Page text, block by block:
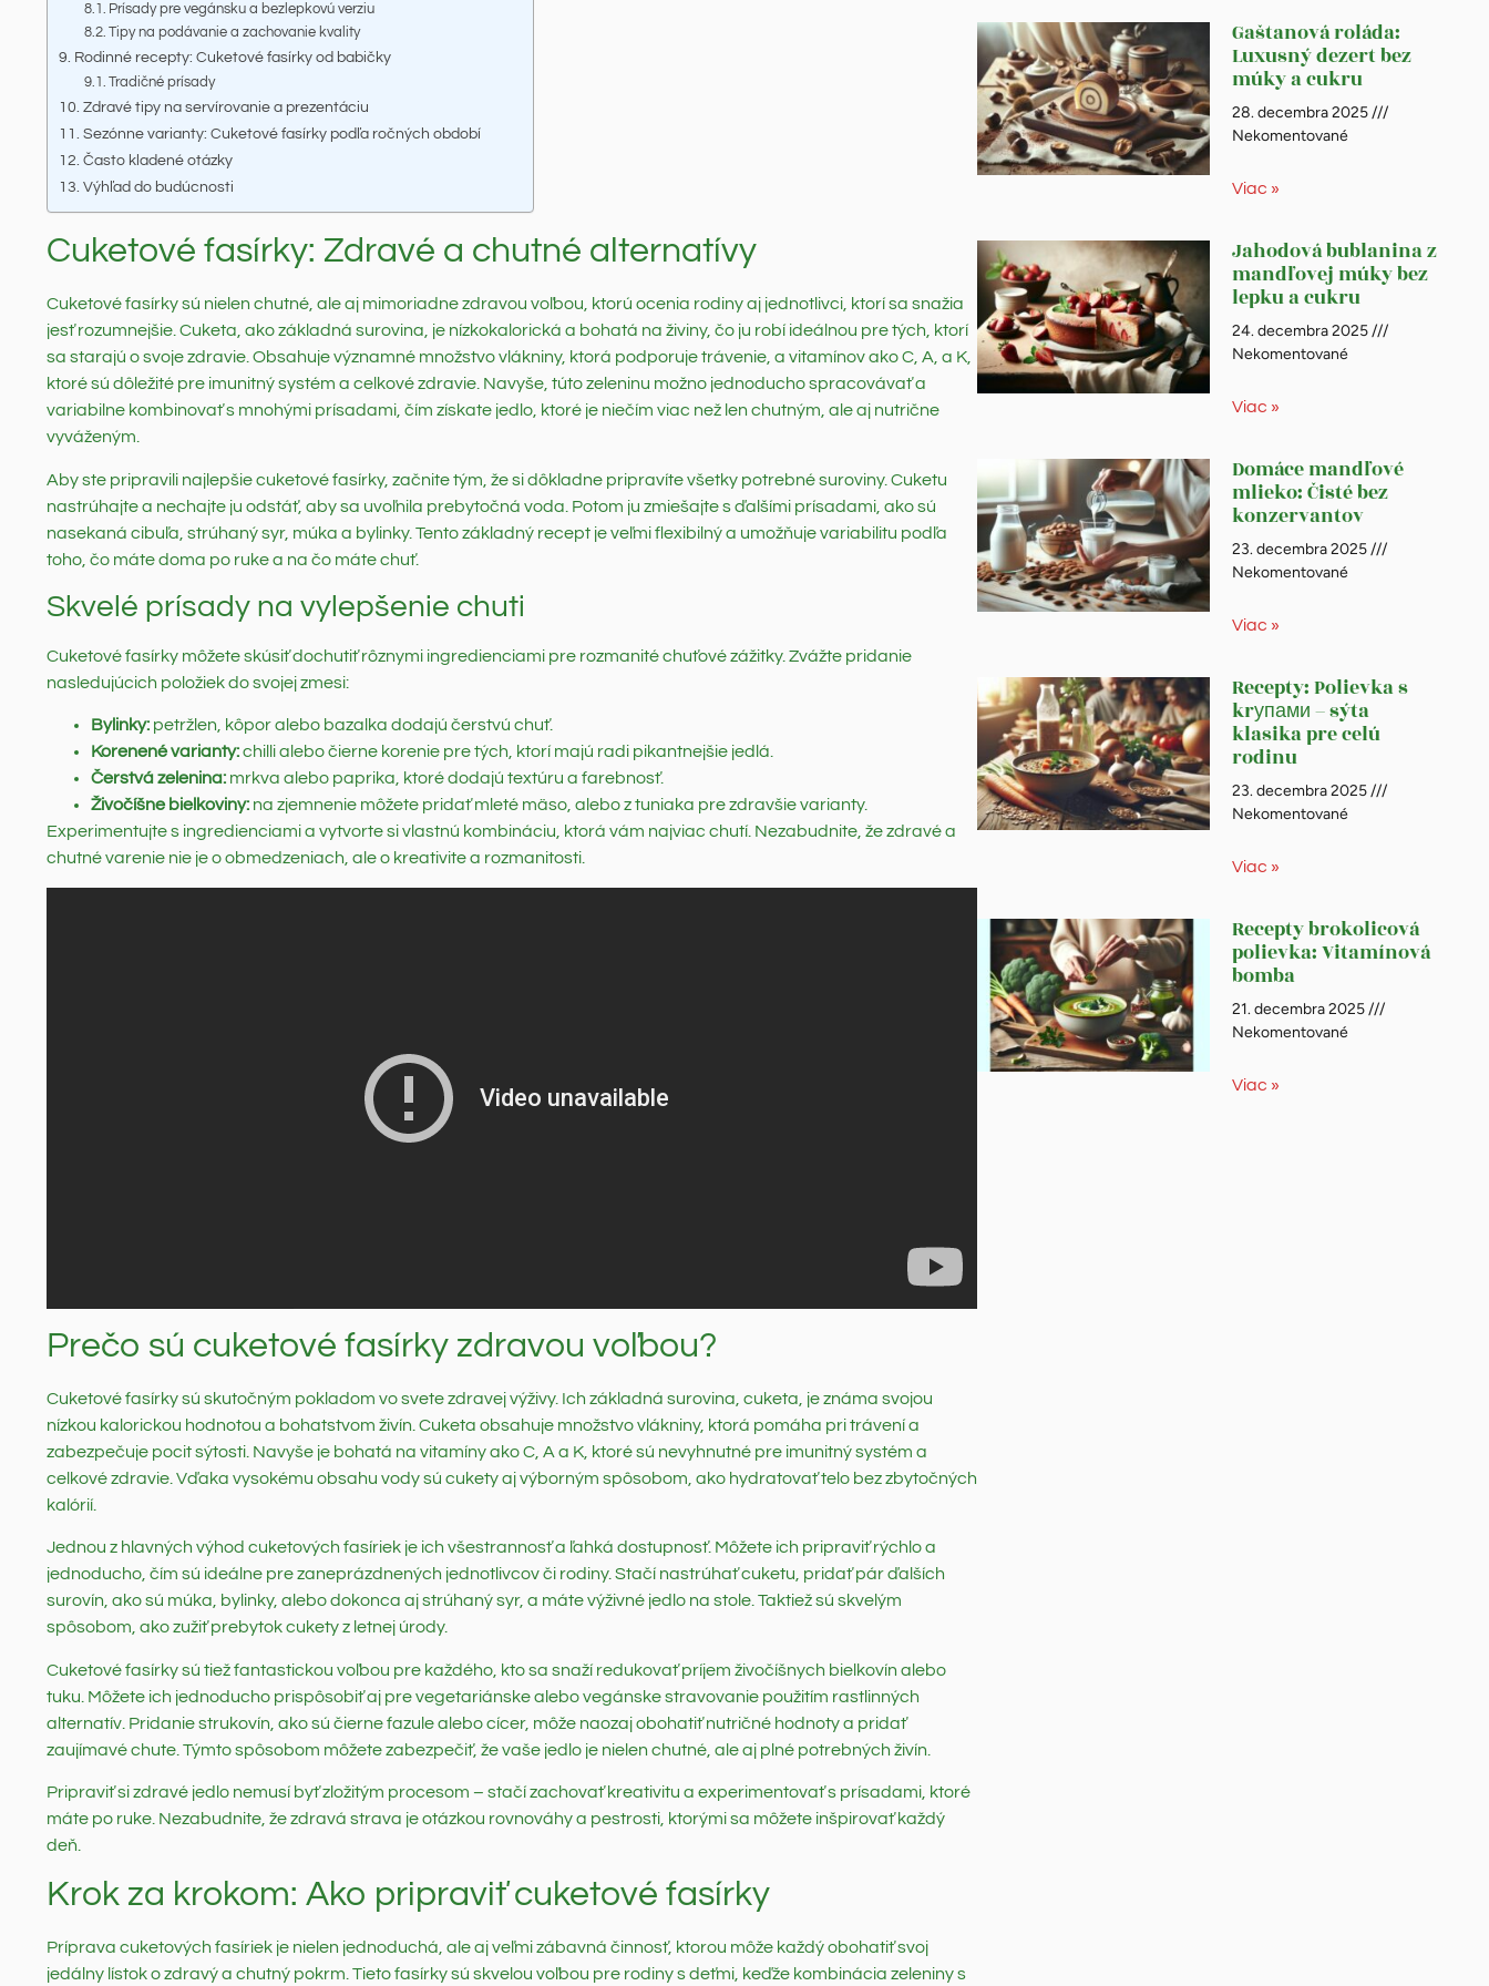
Prísady pre vegánsku a bezlepkovú verziu
Tipy na podávanie a zachovanie kvality
Rodinné recepty: Cuketové fasírky od babičky
Tradičné prísady
Zdravé tipy na servírovanie a prezentáciu
Sezónne varianty: Cuketové fasírky podľa ročných období
Často kladené otázky
Výhľad do budúcnosti
Cuketové fasírky: Zdravé a chutné alternatívy
Cuketové fasírky sú nielen chutné, ale aj mimoriadne zdravou voľbou, ktorú ocenia rodiny aj jednotlivci, ktorí sa snažia
jesť rozumnejšie. Cuketa, ako základná surovina, je nízkokalorická a bohatá na živiny, čo ju robí ideálnou pre tých, ktorí
sa starajú o svoje zdravie. Obsahuje významné množstvo vlákniny, ktorá podporuje trávenie, a vitamínov ako C, A, a K,
ktoré sú dôležité pre imunitný systém a celkové zdravie. Navyše, túto zeleninu možno jednoducho spracovávať a
variabilne kombinovať s mnohými prísadami, čím získate jedlo, ktoré je niečím viac než len chutným, ale aj nutrične
vyváženým.
Aby ste pripravili najlepšie cuketové fasírky, začnite tým, že si dôkladne pripravíte všetky potrebné suroviny. Cuketu
nastrúhajte a nechajte ju odstáť, aby sa uvoľnila prebytočná voda. Potom ju zmiešajte s ďalšími prísadami, ako sú
nasekaná cibuľa, strúhaný syr, múka a bylinky. Tento základný recept je veľmi flexibilný a umožňuje variabilitu podľa
toho, čo máte doma po ruke a na čo máte chuť.
Skvelé prísady na vylepšenie chuti
Cuketové fasírky môžete skúsiť dochutiť rôznymi ingredienciami pre rozmanité chuťové zážitky. Zvážte pridanie
nasledujúcich položiek do svojej zmesi:
Bylinky: petržlen, kôpor alebo bazalka dodajú čerstvú chuť.
Korenené varianty:chilli alebo čierne korenie pre tých, ktorí majú radi pikantnejšie jedlá.
Čerstvá zelenina: mrkva alebo paprika, ktoré dodajú textúru a farebnosť.
Živočíšne bielkoviny: na zjemnenie môžete pridať mleté mäso, alebo z tuniaka pre zdravšie varianty.
Experimentujte s ingredienciami a vytvorte si vlastnú kombináciu, ktorá vám najviac chutí. Nezabudnite, že zdravé a
chutné varenie nie je o obmedzeniach, ale o kreativite a rozmanitosti.
Prečo sú cuketové fasírky zdravou voľbou?
Cuketové fasírky sú skutočným pokladom vo svete zdravej výživy. Ich základná surovina, cuketa, je známa svojou
nízkou kalorickou hodnotou a bohatstvom živín. Cuketa obsahuje množstvo vlákniny, ktorá pomáha pri trávení a
zabezpečuje pocit sýtosti. Navyše je bohatá na vitamíny ako C, A a K, ktoré sú nevyhnutné pre imunitný systém a
celkové zdravie. Vďaka vysokému obsahu vody sú cukety aj výborným spôsobom, ako hydratovať telo bez zbytočných
kalórií.
Jednou z hlavných výhod cuketových fasíriek je ich všestrannosť a ľahká dostupnosť. Môžete ich pripraviť rýchlo a
jednoducho, čím sú ideálne pre zaneprázdnených jednotlivcov či rodiny. Stačí nastrúhať cuketu, pridať pár ďalších
surovín, ako sú múka, bylinky, alebo dokonca aj strúhaný syr, a máte výživné jedlo na stole. Taktiež sú skvelým
spôsobom, ako zužiť prebytok cukety z letnej úrody.
Cuketové fasírky sú tiež fantastickou voľbou pre každého, kto sa snaží redukovať príjem živočíšnych bielkovín alebo
tuku. Môžete ich jednoducho prispôsobiť aj pre vegetariánske alebo vegánske stravovanie použitím rastlinných
alternatív. Pridanie strukovín, ako sú čierne fazule alebo cícer, môže naozaj obohatiť nutričné hodnoty a pridať
zaujímavé chute. Týmto spôsobom môžete zabezpečiť, že vaše jedlo je nielen chutné, ale aj plné potrebných živín.
Pripraviť si zdravé jedlo nemusí byť zložitým procesom – stačí zachovať kreativitu a experimentovať s prísadami, ktoré
máte po ruke. Nezabudnite, že zdravá strava je otázkou rovnováhy a pestrosti, ktorými sa môžete inšpirovať každý
deň.
Krok za krokom: Ako pripraviť cuketové fasírky
Príprava cuketových fasíriek je nielen jednoduchá, ale aj veľmi zábavná činnosť, ktorou môže každý obohatiť svoj
jedálny lístok o zdravý a chutný pokrm. Tieto fasírky sú skvelou voľbou pre rodiny s deťmi, keďže kombinácia zeleniny s
Gaštanová roláda:
Luxusný dezert bez
múky a cukru
28. decembra 2025
Nekomentované
Viac »
Jahodová bublanina z
mandľovej múky bez
lepku a cukru
24. decembra 2025
Nekomentované
Viac »
Domáce mandľové
mlieko: Čisté bez
konzervantov
23. decembra 2025
Nekomentované
Viac »
Recepty: Polievka s
krупами – sýta
klasika pre celú
rodinu
23. decembra 2025
Nekomentované
Viac »
Recepty brokolicová
polievka: Vitamínová
bomba
21. decembra 2025
Nekomentované
Viac »